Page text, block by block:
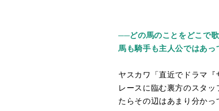
──どの馬のことをどこで
馬も騎手も主人公ではあ
ヤスカワ「直近でドラマ
レースに臨む裏方のスタ
たらその辺はあまり分か